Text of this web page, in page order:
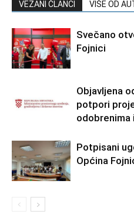
VEZANI ČLANCI VIŠE OD
Svečano
Fojnici
Objavljena
potpori
odobrenima
Potpisani
Općina